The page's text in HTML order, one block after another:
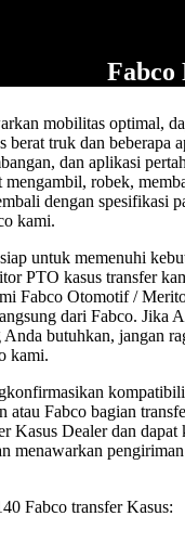
Fabco
mobilitas optimal,
berat truk dan beberapa
dan aplikasi
mengambil, robek,
dengan spesifikasi
kami.
untuk memenuhi
PTO kasus transfer
Fabco Otomotif /
dari Fabco. Jika
butuhkan, jangan
kami.
Fabco bagian
Kasus Dealer dan dapat
menawarkan
Fabco transfer Kasus: